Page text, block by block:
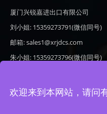
厦门兴锐嘉进出口有限公司
刘小姐: 15359273791(微信同号)
邮箱: sales1@xrjdcs.com
朱小姐: 15359273796(微信同号)
地址: 厦门市翔安区新澳路510号
欢迎来到本网站，请问